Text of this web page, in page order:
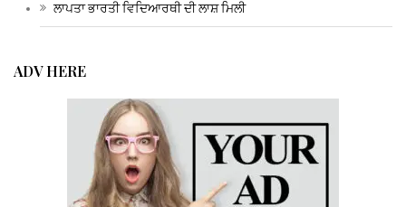
ਲਾਪਤਾ ਭਾਰਤੀ ਵਿਦਿਆਰਥੀ ਦੀ ਲਾਸ਼ ਮਿਲੀ
ADV HERE